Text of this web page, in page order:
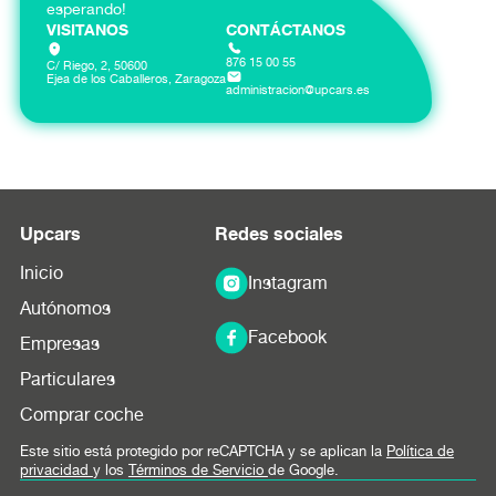
esperando!
VISITANOS
C/ Riego, 2, 50600
Ejea de los Caballeros, Zaragoza
CONTÁCTANOS
876 15 00 55
administracion@upcars.es
Upcars
Inicio
Autónomos
Empresas
Particulares
Comprar coche
Redes sociales
Instagram
Facebook
Este sitio está protegido por reCAPTCHA y se aplican la Política de
privacidad y los Términos de Servicio de Google.